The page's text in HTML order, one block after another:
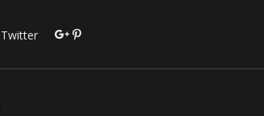
Twitter